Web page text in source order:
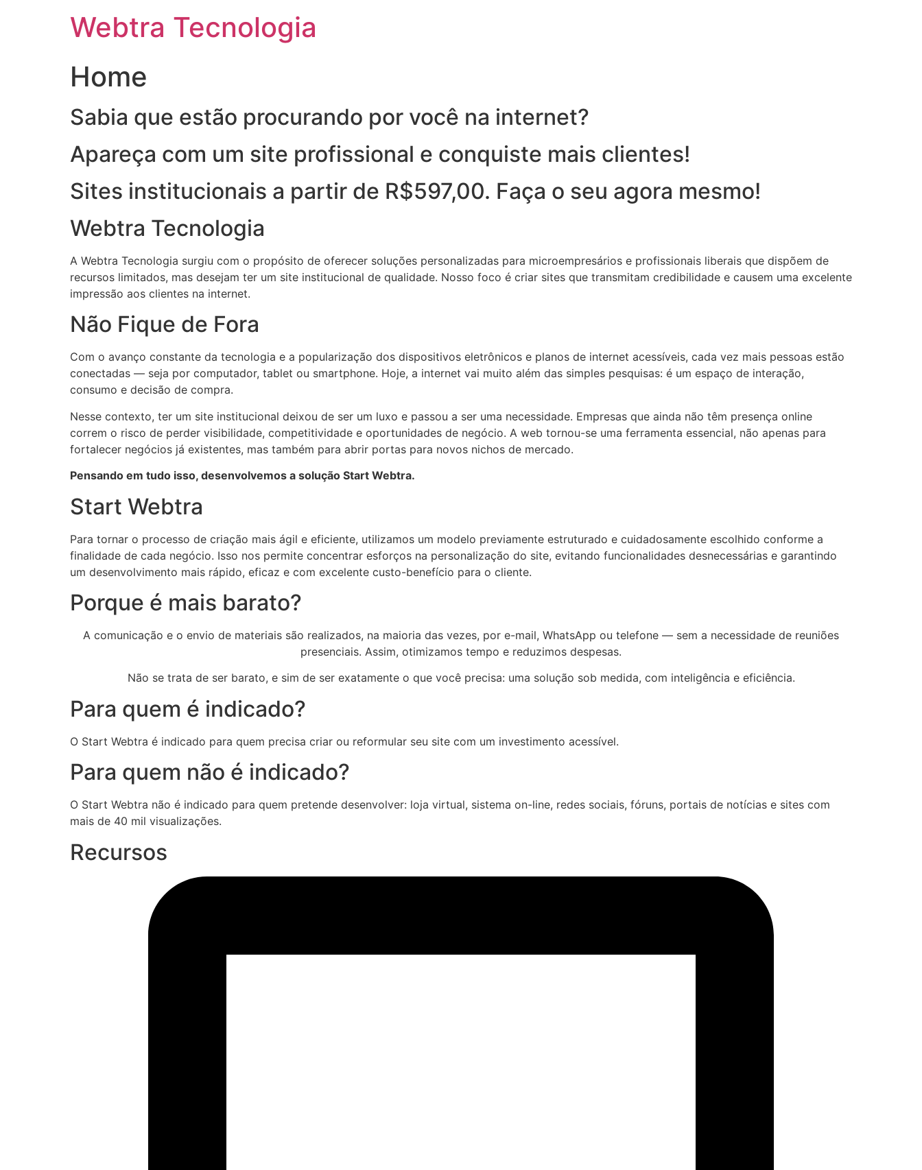
Webtra Tecnologia
Home
Sabia que estão procurando por você na internet?
Apareça com um site profissional e conquiste mais clientes!
Sites institucionais a partir de R$597,00. Faça o seu agora mesmo!
Webtra Tecnologia
A Webtra Tecnologia surgiu com o propósito de oferecer soluções personalizadas para microempresários e profissionais liberais que dispõem de
recursos limitados, mas desejam ter um site institucional de qualidade. Nosso foco é criar sites que transmitam credibilidade e causem uma excelente
impressão aos clientes na internet.
Não Fique de Fora
Com o avanço constante da tecnologia e a popularização dos dispositivos eletrônicos e planos de internet acessíveis, cada vez mais pessoas estão
conectadas — seja por computador, tablet ou smartphone. Hoje, a internet vai muito além das simples pesquisas: é um espaço de interação,
consumo e decisão de compra.
Nesse contexto, ter um site institucional deixou de ser um luxo e passou a ser uma necessidade. Empresas que ainda não têm presença online
correm o risco de perder visibilidade, competitividade e oportunidades de negócio. A web tornou-se uma ferramenta essencial, não apenas para
fortalecer negócios já existentes, mas também para abrir portas para novos nichos de mercado.
Pensando em tudo isso, desenvolvemos a solução Start Webtra.
Start Webtra
Para tornar o processo de criação mais ágil e eficiente, utilizamos um modelo previamente estruturado e cuidadosamente escolhido conforme a
finalidade de cada negócio. Isso nos permite concentrar esforços na personalização do site, evitando funcionalidades desnecessárias e garantindo
um desenvolvimento mais rápido, eficaz e com excelente custo-benefício para o cliente.
Porque é mais barato?
A comunicação e o envio de materiais são realizados, na maioria das vezes, por e-mail, WhatsApp ou telefone — sem a necessidade de reuniões
presenciais. Assim, otimizamos tempo e reduzimos despesas.
Não se trata de ser barato, e sim de ser exatamente o que você precisa: uma solução sob medida, com inteligência e eficiência.
Para quem é indicado?
O Start Webtra é indicado para quem precisa criar ou reformular seu site com um investimento acessível.
Para quem não é indicado?
O Start Webtra não é indicado para quem pretende desenvolver: loja virtual, sistema on-line, redes sociais, fóruns, portais de notícias e sites com
mais de 40 mil visualizações.
Recursos